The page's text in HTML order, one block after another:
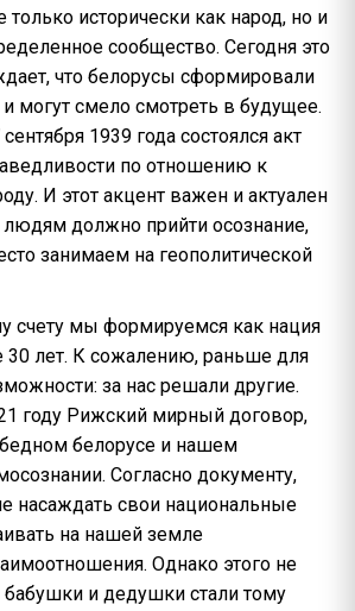
только исторически как народ, но и
сообщество. Сегодня это
что белорусы сформировали
и могут смело смотреть в будущее.
1939 года состоялся акт
по отношению к
И этот акцент важен и актуален
людям должно прийти осознание,
занимаем на геополитической
счету мы формируемся как нация
30 лет. К сожалению, раньше для
за нас решали другие.
году Рижский мирный договор,
белорусе и нашем
Согласно документу,
насаждать свои национальные
на нашей земле
Однако этого не
и дедушки стали тому